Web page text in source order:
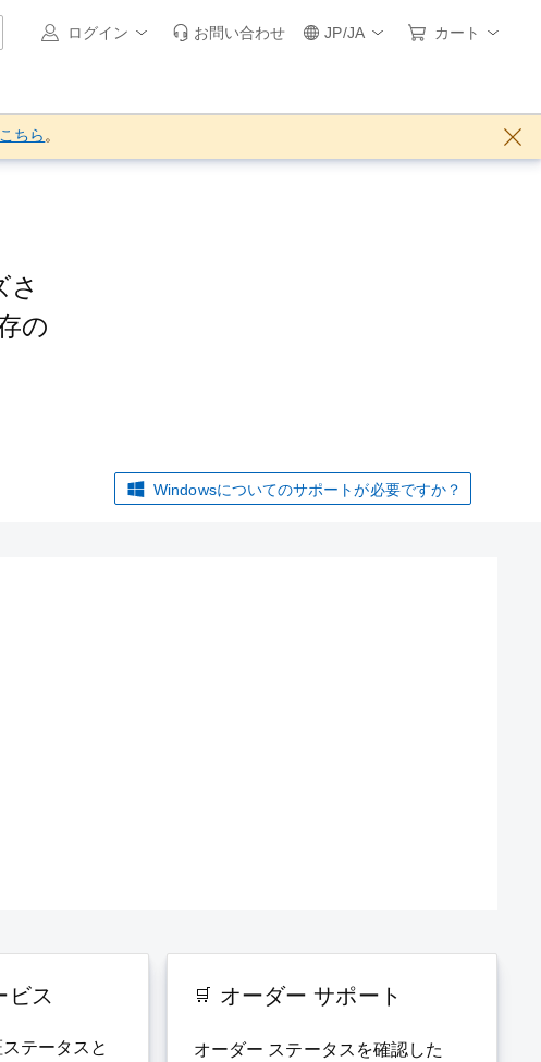
ログイン お問い合わせ JP/JA カート
こちら 。
さ
の
Windowsについてのサポートが必要ですか？
ビス
テータスと
オーダー サポート
オーダー ステータスを確認した